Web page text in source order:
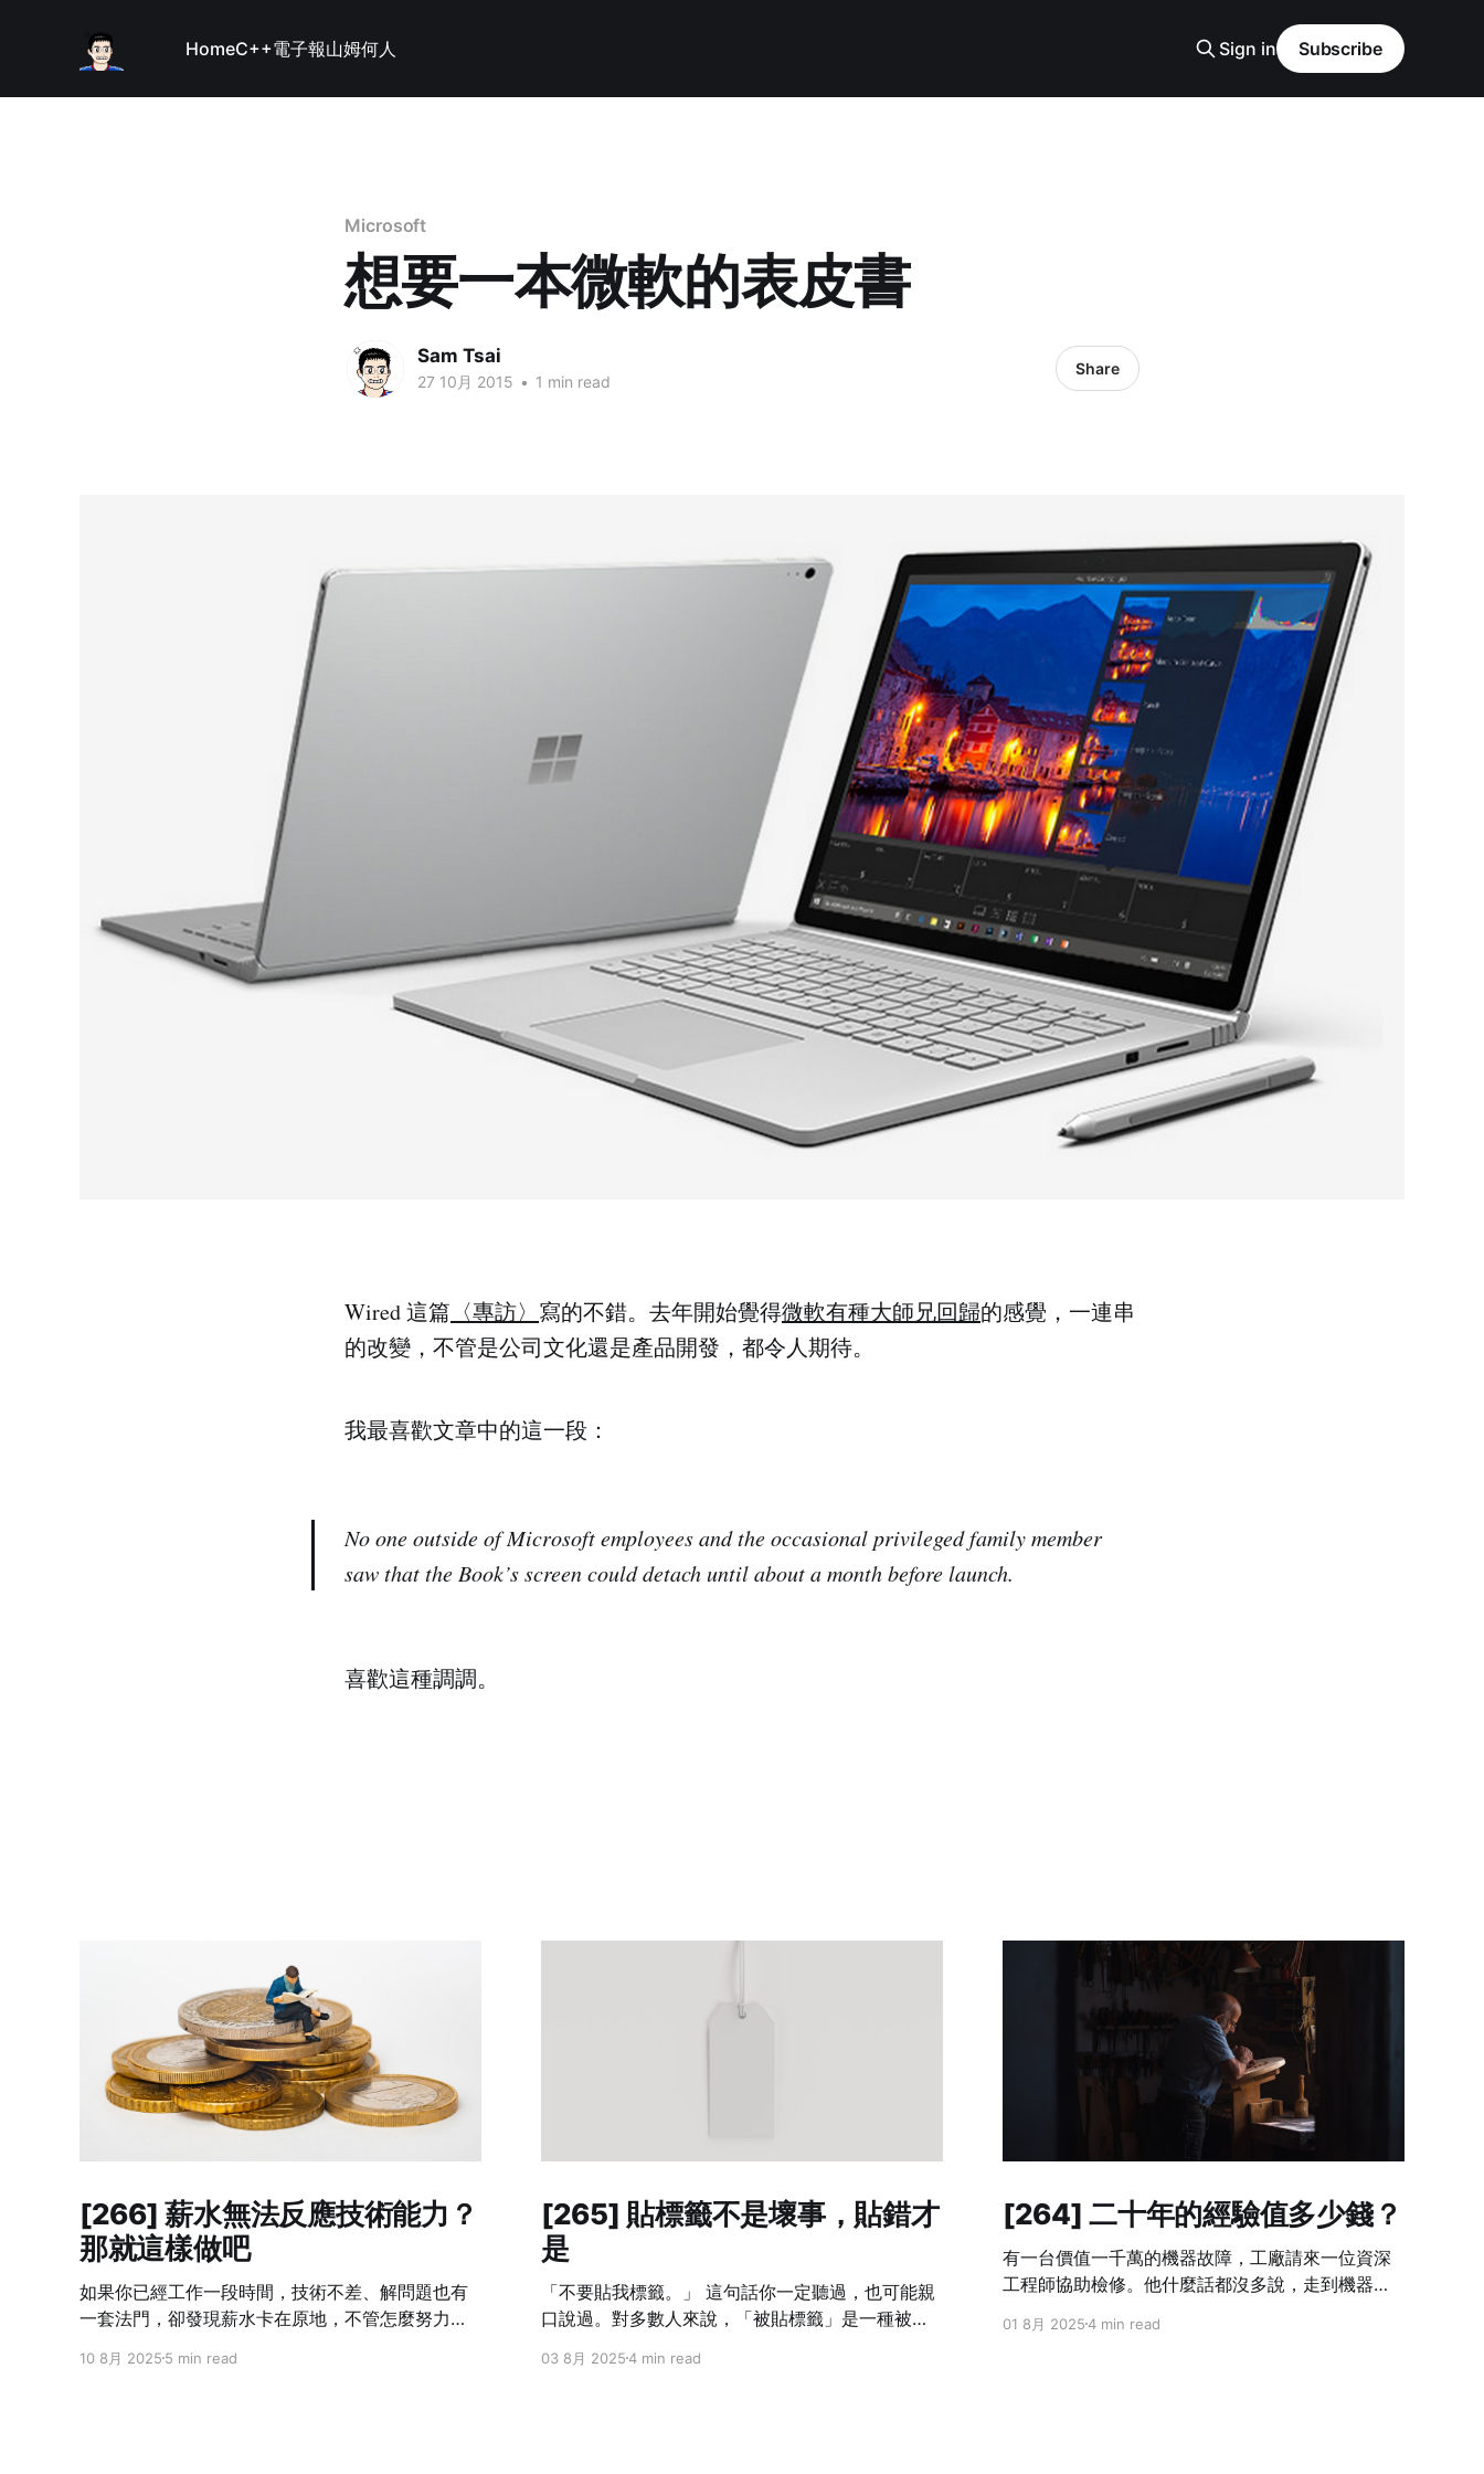
HomeC++電子報山姆何人 Sign in Subscribe
Microsoft
想要一本微軟的表皮書
Sam Tsai
27 10月 2015 • 1 min read
Share
Wired 這篇 〈專訪〉 寫的不錯。去年開始覺得微軟有種大師兄回歸的感覺，一連串
的改變，不管是公司文化還是產品開發，都令人期待。
我最喜歡文章中的這一段：
No one outside of Microsoft employees and the occasional privileged family member
saw that the Book’s screen could detach until about a month before launch.
喜歡這種調調。
[266] 薪水無法反應技術能力？
那就這樣做吧
如果你已經工作一段時間，技術不差、解問題也有
一套法門，卻發現薪水卡在原地，不管怎麼努力都
常態。 我也曾經這樣想過：「我現在的貢獻，真的
10 8月 2025 5 min read
[265] 貼標籤不是壞事，貼錯才
是
「不要貼我標籤。」 這句話你一定聽過，也可能親
口說過。對多數人來說，「被貼標籤」是一種被簡
成負面詞彙，是許多社會爭議與人際衝突的來源。
03 8月 20254 min read
[264] 二十年的經驗值多少錢？
有一台價值一千萬的機器故障，工廠請來一位資深
工程師協助檢修。他什麼話都沒多說，走到機器旁
地調整了一顆幾乎沒人注意的小螺絲。幾秒後，機
01 8月 20254 min read